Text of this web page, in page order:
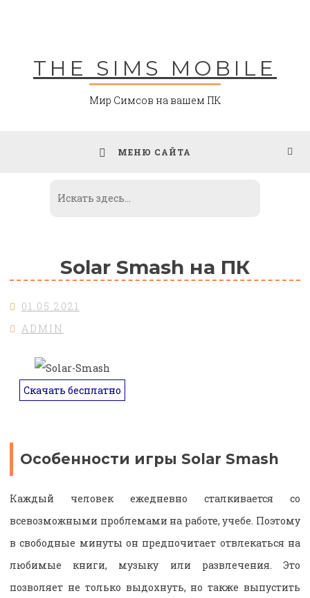
THE SIMS MOBILE
Мир Симсов на вашем ПК
МЕНЮ САЙТА
Solar Smash на ПК
01.05.2021
ADMIN
Скачать бесплатно
Особенности игры Solar Smash
Каждый человек ежедневно сталкивается со
всевозможными проблемами на работе, учебе. Поэтому
в свободные минуты он предпочитает отвлекаться на
любимые книги, музыку или развлечения. Это
позволяет не только выдохнуть, но также выпустить